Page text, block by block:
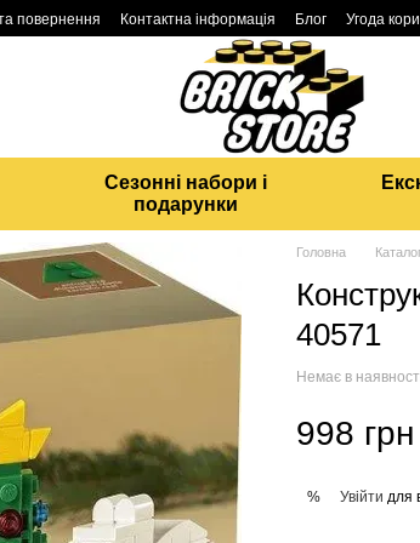
повернення Контактна інформація Блог Угода
Сезонні набори і
подарунки
Головна
40571
Немає в
998 грн
% Увійти для